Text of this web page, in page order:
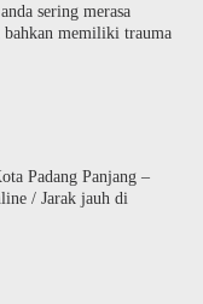
sering merasa
bahkan memiliki trauma
Padang Panjang –
/ Jarak jauh di